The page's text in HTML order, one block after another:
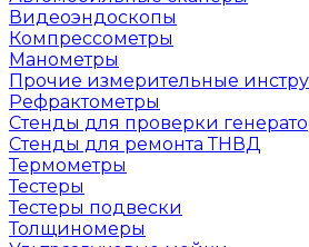
Видеоэндоскопы
Компрессометры
Манометры
Прочие измерительные
Рефрактометры
Стенды для проверки
Стенды для ремонта ТНВД
Термометры
Тестеры
Тестеры подвески
Толщиномеры